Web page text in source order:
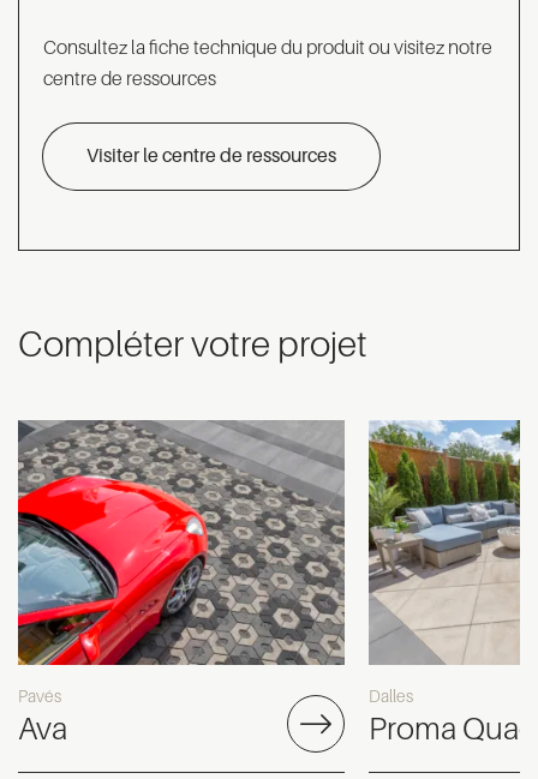
Consultez la fiche technique du produit ou visitez notre
centre de ressources
Visiter le centre de ressources
Compléter votre projet
Pavés
Ava
Dalles
Proma